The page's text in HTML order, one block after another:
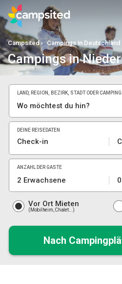
Campsited Campings in Deutschland
Campings in
LAND, REGION, BEZIRK, STADT ODER
DEINE REISEDATEN
Check-in
ANZAHL DER GÄSTE
2 Erwachsene
Vor Ort Mieten
Mobilheim, Chalet...
Nach